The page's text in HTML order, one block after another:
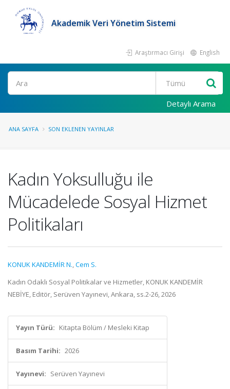
Akademik Veri Yönetim Sistemi
Araştırmacı Girişi English
Ara
Detaylı Arama
ANA SAYFA SON EKLENEN YAYINLAR
Kadın Yoksulluğu ile
Mücadelede Sosyal Hizmet
Politikaları
KONUK KANDEMİR N.,Cem S.
Kadın Odaklı Sosyal Politikalar ve Hizmetler, KONUK KANDEMİR
NEBİYE, Editör, Serüven Yayınevi, Ankara, ss.2-26, 2026
Yayın Türü: Kitapta Bölüm / Mesleki Kitap
Basım Tarihi: 2026
Yayınevi: Serüven Yayınevi